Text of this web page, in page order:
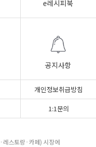
e레시피북
공지사항
개인정보취급방침
1:1문의
스토랑·카페) 시장에